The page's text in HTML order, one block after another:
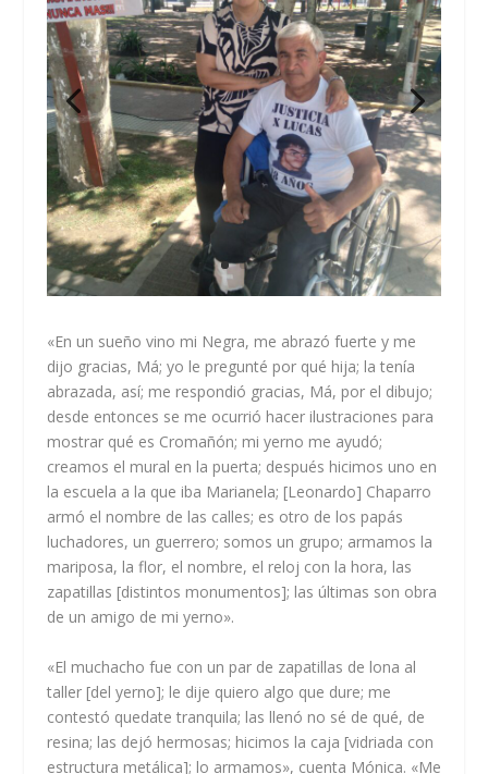
«En un sueño vino mi Negra, me abrazó fuerte y me
dijo gracias, Má; yo le pregunté por qué hija; la tenía
abrazada, así; me respondió gracias, Má, por el dibujo;
desde entonces se me ocurrió hacer ilustraciones para
mostrar qué es Cromañón; mi yerno me ayudó;
creamos el mural en la puerta; después hicimos uno en
la escuela a la que iba Marianela; [Leonardo] Chaparro
armó el nombre de las calles; es otro de los papás
luchadores, un guerrero; somos un grupo; armamos la
mariposa, la flor, el nombre, el reloj con la hora, las
zapatillas [distintos monumentos]; las últimas son obra
de un amigo de mi yerno».
«El muchacho fue con un par de zapatillas de lona al
taller [del yerno]; le dije quiero algo que dure; me
contestó quedate tranquila; las llenó no sé de qué, de
resina; las dejó hermosas; hicimos la caja [vidriada con
estructura metálica]; lo armamos», cuenta Mónica. «Me